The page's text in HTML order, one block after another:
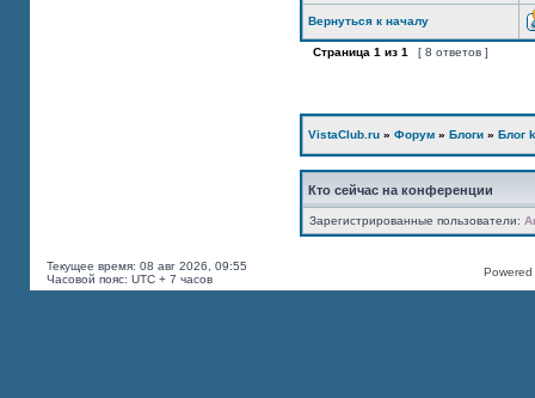
Вернуться к началу
Страница 1 из 1 [ 8 ответов ]
VistaClub.ru » Форум » Блоги » Блог
Кто сейчас на конференции
Зарегистрированные пользователи:
Текущее время: 08 авг 2026, 09:55
Часовой пояс: UTC + 7 часов